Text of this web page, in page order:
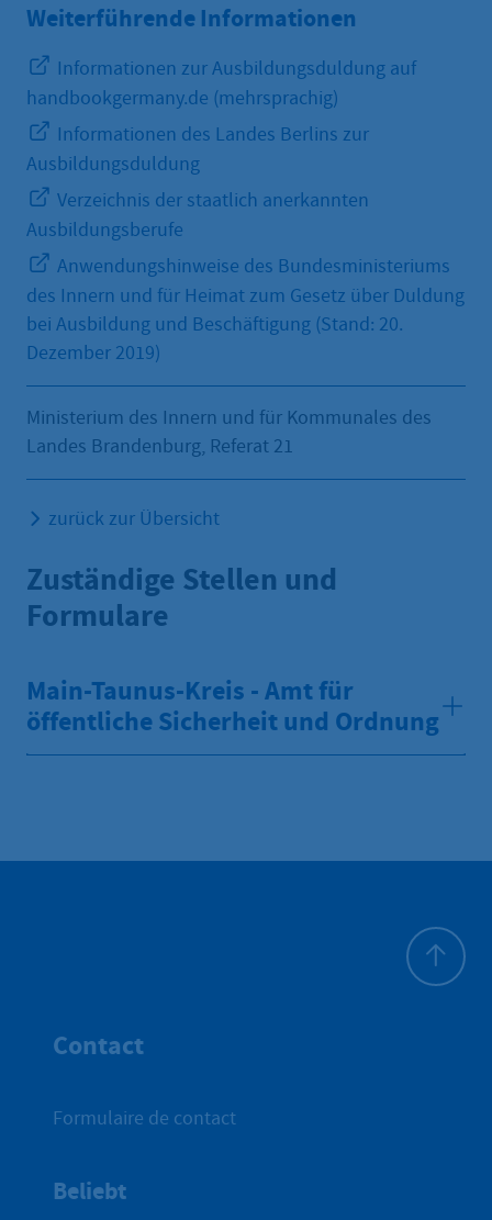
Weiterführende Informationen
Informationen zur Ausbildungsduldung auf
handbookgermany.de (mehrsprachig)
Informationen des Landes Berlins zur
Ausbildungsduldung
Verzeichnis der staatlich anerkannten
Ausbildungsberufe
Anwendungshinweise des Bundesministeriums
des Innern und für Heimat zum Gesetz über Duldung
bei Ausbildung und Beschäftigung (Stand: 20.
Dezember 2019)
Ministerium des Innern und für Kommunales des
Landes Brandenburg, Referat 21
zurück zur Übersicht
Zuständige Stellen und
Formulare
Main-Taunus-Kreis - Amt für
öffentliche Sicherheit und Ordnung
Contact
Formulaire de contact
Beliebt